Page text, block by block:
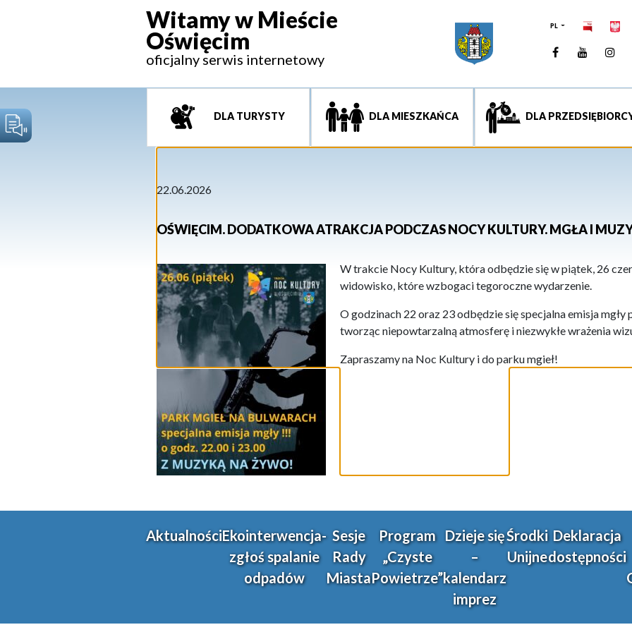
Witamy w Mieście
Oświęcim
oficjalny serwis internetowy
PL
Facebook
DLA TURYSTY DLA MIESZKAŃCA DLA
22.06.2026
OŚWIĘCIM. DODATKOWA ATRAKCJA PODCZAS NOCY KULTURY. MGŁA I
W trakcie Nocy Kultury, która odbędzie się w piątek, 26
widowisko, które wzbogaci tegoroczne wydarzenie.
O godzinach 22 oraz 23 odbędzie się specjalna emisja mgły
tworząc niepowtarzalną atmosferę i niezwykłe wrażenia
Zapraszamy na Noc Kultury i do parku mgieł!
AktualnościEkointerwencja-
zgłoś spalanie
odpadów
Sesje
Rady
Miasta
Program
„Czyste
Powietrze”
Dzieje się
–
kalendarz
imprez
Środki
Unijne
Deklaracja
dostępności